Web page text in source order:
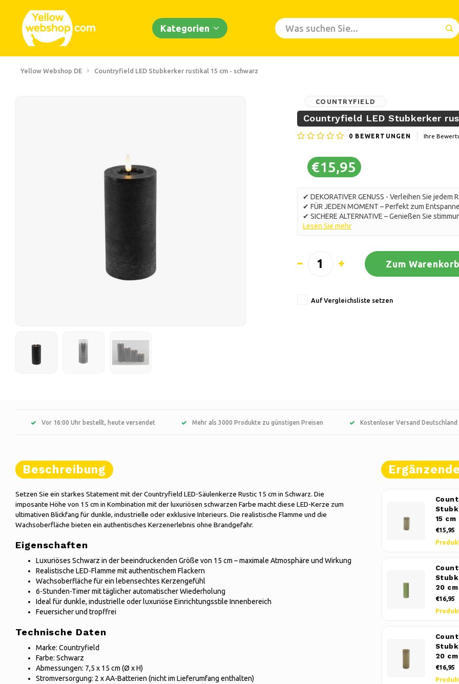
Kategorien
Yellow Webshop DE Countryfield LED Stubkerker rustikal 15 cm - schwarz
COUNTRYFIELD
Countryfield LED Stubkerker
0 BEWERTUNGEN Ihre
€15,95
✔ DEKORATIVER GENUSS - Verleihen Sie
✔ FÜR JEDEN MOMENT – Perfekt zum
✔ SICHERE ALTERNATIVE – Genießen Sie
Lesen Sie mehr
Zum
Auf Vergleichsliste setzen
Vor 16:00 Uhr bestellt, heute versendet Mehr als 3000 Produkte zu günstigen Preisen Kostenloser Versand Deutschland
Beschreibung
Setzen Sie ein starkes Statement mit der Countryfield LED-Säulenkerze Rustic 15 cm in Schwarz. Die
imposante Höhe von 15 cm in Kombination mit der luxuriösen schwarzen Farbe macht diese LED-Kerze zum
ultimativen Blickfang für dunkle, industrielle oder exklusive Interieurs. Die realistische Flamme und die
Wachsoberfläche bieten ein authentisches Kerzenerlebnis ohne Brandgefahr.
Eigenschaften
Luxuriöses Schwarz in der beeindruckenden Größe von 15 cm – maximale Atmosphäre und Wirkung
Realistische LED-Flamme mit authentischem Flackern
Wachsoberfläche für ein lebensechtes Kerzengefühl
6-Stunden-Timer mit täglicher automatischer Wiederholung
Ideal für dunkle, industrielle oder luxuriöse Einrichtungsstile Innenbereich
Feuersicher und tropffrei
Technische Daten
Marke: Countryfield
Farbe: Schwarz
Abmessungen: 7,5 x 15 cm (Ø x H)
Stromversorgung: 2 x AA-Batterien (nicht im Lieferumfang enthalten)
15
€15,95
20
€16,95
20
€16,95